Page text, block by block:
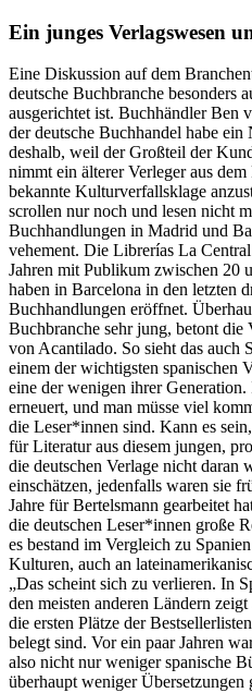
Ein junges Verlagswesen
Eine Diskussion auf dem
deutsche Buchbranche besonders
ausgerichtet ist. Buchhändler Ben
der deutsche Buchhandel habe
deshalb, weil der Großteil der
nimmt ein älterer Verleger aus
bekannte Kulturverfallsklage
scrollen nur noch und lesen nicht
Buchhandlungen in Madrid und
vehement. Die Librerías La
Jahren mit Publikum zwischen 20
haben in Barcelona in den letzten
Buchhandlungen eröffnet.
Buchbranche sehr jung, betont
von Acantilado. So sieht das
einem der wichtigsten spanischen
eine der wenigen ihrer
erneuert, und man müsse viel
die Leser*innen sind. Kann es
für Literatur aus diesem jungen,
die deutschen Verlage nicht daran
einschätzen, jedenfalls waren sie
Jahre für Bertelsmann gearbeitet
die deutschen Leser*innen große
es bestand im Vergleich zu
Kulturen, auch an
„Das scheint sich zu verlieren. In
den meisten anderen Ländern
die ersten Plätze der
belegt sind. Vor ein paar Jahren
also nicht nur weniger spanische
überhaupt weniger Übersetzungen